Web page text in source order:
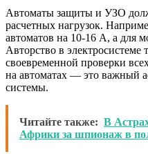
Автоматы защиты и УЗО
расчетных нагрузок.
автоматов на 10-16 А, а
Авторство в электросистеме
своевременной проверки
на автоматах — это важный
системы.
Читайте также: В
Африки за шпионаж в